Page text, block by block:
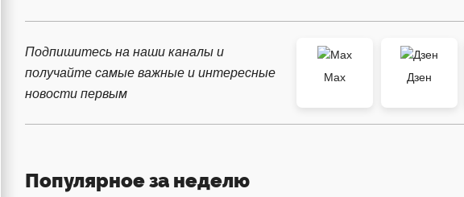
Подпишитесь на наши каналы и
получайте самые важные и интересные
новости первым
Max
Дзен
Популярное за неделю